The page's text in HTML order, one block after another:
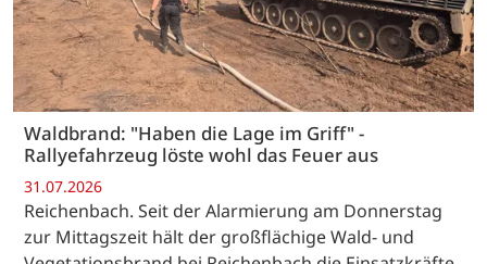
Waldbrand: "Haben die Lage im Griff" -
Rallyefahrzeug löste wohl das Feuer aus
31.07.2026
Reichenbach. Seit der Alarmierung am Donnerstag
zur Mittagszeit hält der großflächige Wald- und